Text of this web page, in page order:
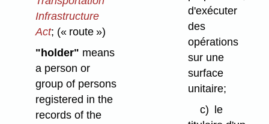
Infrastructure
Act; (« route »)
"holder" means
a person or
group of persons
registered in the
records of the
d'exécuter
des
opérations
sur une
surface
unitaire;
c) le